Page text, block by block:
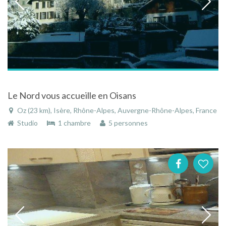
Le Nord vous accueille en Oisans
Oz (23 km), Isère, Rhône-Alpes, Auvergne-Rhône-Alpes, France
Studio
1 chambre 5 personnes